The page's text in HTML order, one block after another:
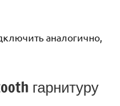
аналогично,
гарнитуру